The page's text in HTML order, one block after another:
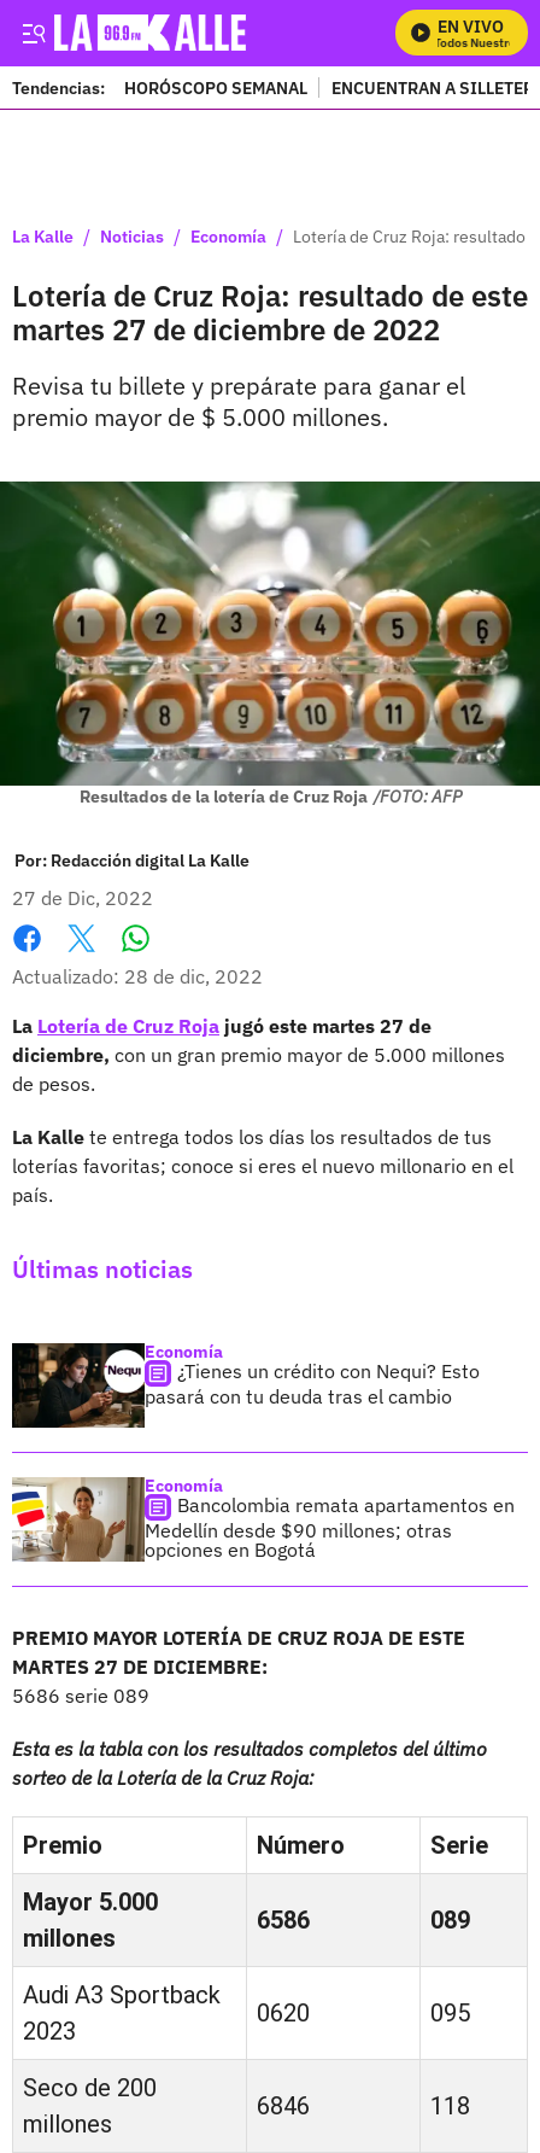
EN VIVO
Mira Todos Nuestros
Tendencias: HORÓSCOPO SEMANAL ENCUENTRAN A
La Kalle / Noticias / Economía / Lotería de Cruz Roja: resultado
Lotería de Cruz Roja: resultado de este
martes 27 de diciembre de 2022
Revisa tu billete y prepárate para ganar el
premio mayor de $ 5.000 millones.
Resultados de la lotería de Cruz Roja /FOTO: AFP
Por: Redacción digital La Kalle
27 de Dic, 2022
Facebook
X
Actualizado: 28 de dic, 2022
La Lotería de Cruz Roja jugó este martes 27 de
diciembre, con un gran premio mayor de 5.000 millones
de pesos.
La Kalle te entrega todos los días los resultados de tus
loterías favoritas; conoce si eres el nuevo millonario en el
país.
Últimas noticias
Economía
¿Tienes un crédito con Nequi? Esto
pasará con tu deuda tras el cambio
Economía
Bancolombia remata apartamentos en
Medellín desde $90 millones; otras
opciones en Bogotá
PREMIO MAYOR LOTERÍA DE CRUZ ROJA DE ESTE
MARTES 27 DE DICIEMBRE:
5686 serie 089
Esta es la tabla con los resultados completos del último
sorteo de la Lotería de la Cruz Roja:
Premio Número
Serie
Mayor 5.000
millones
6586 089
Audi A3 Sportback
2023
0620 095
Seco de 200
millones
6846 118